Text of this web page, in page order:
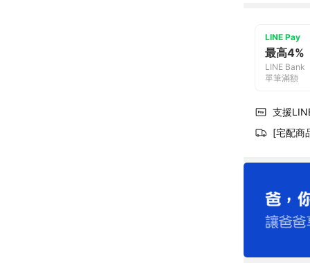
LINE Pay
最高4%
LINE Bank
單筆滿額
支援
[宅配商